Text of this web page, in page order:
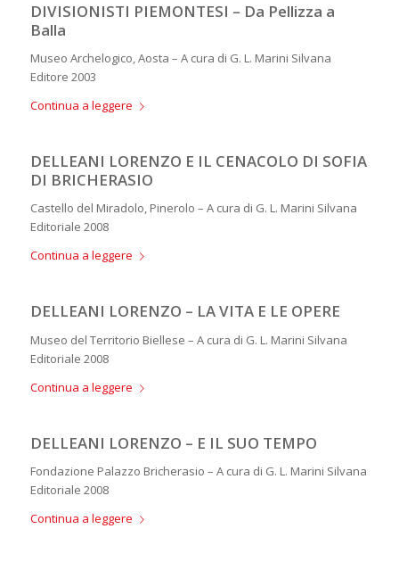
DIVISIONISTI PIEMONTESI – Da Pellizza a
Balla
Museo Archelogico, Aosta – A cura di G. L. Marini Silvana
Editore 2003
Continua a leggere
DELLEANI LORENZO E IL CENACOLO DI SOFIA
DI BRICHERASIO
Castello del Miradolo, Pinerolo – A cura di G. L. Marini Silvana
Editoriale 2008
Continua a leggere
DELLEANI LORENZO – LA VITA E LE OPERE
Museo del Territorio Biellese – A cura di G. L. Marini Silvana
Editoriale 2008
Continua a leggere
DELLEANI LORENZO – E IL SUO TEMPO
Fondazione Palazzo Bricherasio – A cura di G. L. Marini Silvana
Editoriale 2008
Continua a leggere